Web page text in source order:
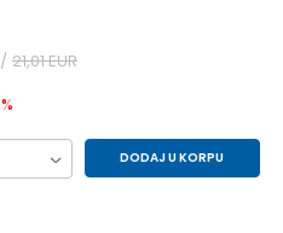
21,01EUR
%
DODAJ U KORPU